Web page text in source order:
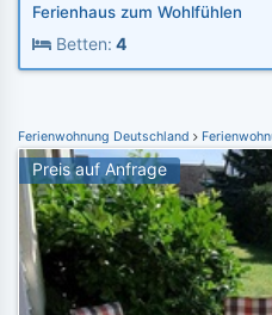
Ferienhaus zum Wohlfühlen
Betten: 4
Ferienwohnung Deutschland
Preis auf Anfrage